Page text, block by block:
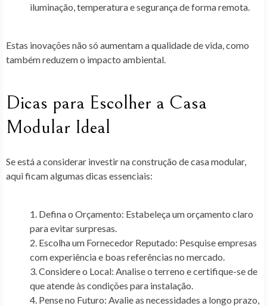
iluminação, temperatura e segurança de forma remota.
Estas inovações não só aumentam a qualidade de vida, como
também reduzem o impacto ambiental.
Dicas para Escolher a Casa
Modular Ideal
Se está a considerar investir naconstrução de casa modular,
aqui ficam algumas dicas essenciais:
Defina o Orçamento: Estabeleça um orçamento claro
para evitar surpresas.
Escolha um Fornecedor Reputado: Pesquise empresas
com experiência e boas referências no mercado.
Considere o Local: Analise o terreno e certifique-se de
que atende às condições para instalação.
Pense no Futuro: Avalie as necessidades a longo prazo,